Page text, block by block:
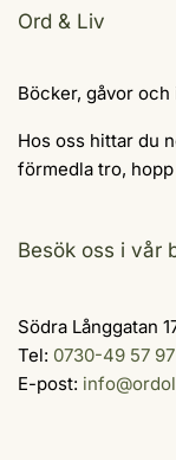
Ord & Liv
Böcker, gåvor
Hos oss hittar du
förmedla tro,
Besök oss i vår
Södra Långgatan
Tel: 0730-49 57 97
E-post: